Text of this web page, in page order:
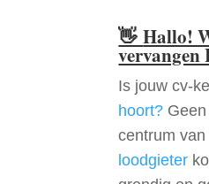
👋Hallo!
vervangen
Is jouw cv-
hoort?
centrum
loodgieter